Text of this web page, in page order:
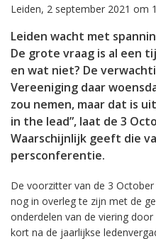
Leiden, 2 september 2021 om
Leiden wacht met
De grote vraag is al een
en wat niet? De
Vereeniging daar
zou nemen, maar dat is
in the lead”, laat de 3
Waarschijnlijk geeft die
persconferentie.
De voorzitter van de 3
nog in overleg te zijn met de
onderdelen van de viering
kort na de jaarlijkse